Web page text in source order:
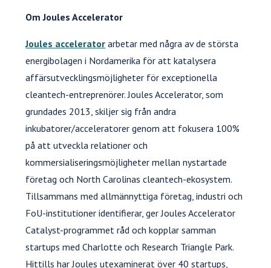
Om Joules Accelerator
Joules accelerator arbetar med några av de största
energibolagen i Nordamerika för att katalysera
affärsutvecklingsmöjligheter för exceptionella
cleantech-entreprenörer. Joules Accelerator, som
grundades 2013, skiljer sig från andra
inkubatorer/acceleratorer genom att fokusera 100%
på att utveckla relationer och
kommersialiseringsmöjligheter mellan nystartade
företag och North Carolinas cleantech-ekosystem.
Tillsammans med allmännyttiga företag, industri och
FoU-institutioner identifierar, ger Joules Accelerator
Catalyst-programmet råd och kopplar samman
startups med Charlotte och Research Triangle Park.
Hittills har Joules utexaminerat över 40 startups,